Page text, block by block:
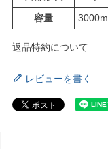
容量
返品特約について
レビューを書く